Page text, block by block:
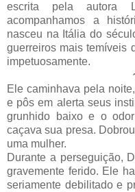
escrita pela autora
acompanhamos a
nasceu na Itália do
guerreiros mais temíveis
impetuosamente.
Ele caminhava pela
e pôs em alerta seus
grunhido baixo e o
caçava sua presa.
uma mulher.
Durante a perseguição,
gravemente ferido. Ele
seriamente debilitado e